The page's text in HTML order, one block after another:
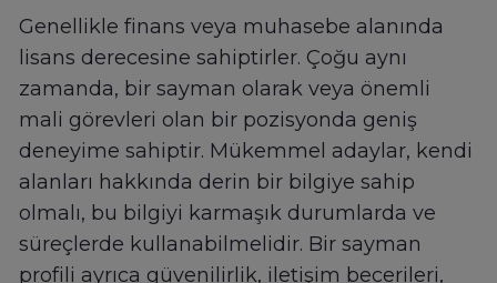
Genellikle finans veya muhasebe alanında
lisans derecesine sahiptirler. Çoğu aynı
zamanda, bir sayman olarak veya önemli
mali görevleri olan bir pozisyonda geniş
deneyime sahiptir. Mükemmel adaylar, kendi
alanları hakkında derin bir bilgiye sahip
olmalı, bu bilgiyi karmaşık durumlarda ve
süreçlerde kullanabilmelidir. Bir sayman
profili ayrıca güvenilirlik, iletişim becerileri,